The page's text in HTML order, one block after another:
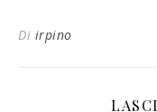
Di irpino